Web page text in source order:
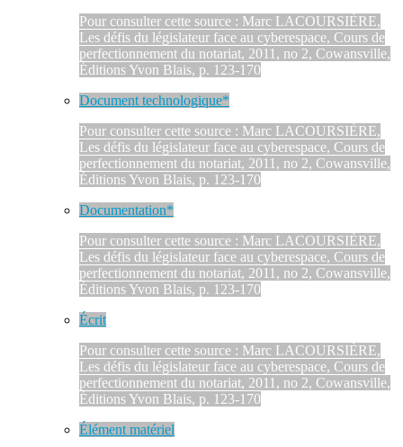
Pour consulter cette source : Marc LACOURSIÈRE,
Les défis du législateur face au cyberespace, Cours de
perfectionnement du notariat, 2011, no 2, Cowansville,
Éditions Yvon Blais, p. 123-170
Document technologique*
Pour consulter cette source : Marc LACOURSIÈRE,
Les défis du législateur face au cyberespace, Cours de
perfectionnement du notariat, 2011, no 2, Cowansville,
Éditions Yvon Blais, p. 123-170
Documentation*
Pour consulter cette source : Marc LACOURSIÈRE,
Les défis du législateur face au cyberespace, Cours de
perfectionnement du notariat, 2011, no 2, Cowansville,
Éditions Yvon Blais, p. 123-170
Écrit
Pour consulter cette source : Marc LACOURSIÈRE,
Les défis du législateur face au cyberespace, Cours de
perfectionnement du notariat, 2011, no 2, Cowansville,
Éditions Yvon Blais, p. 123-170
Élément matériel